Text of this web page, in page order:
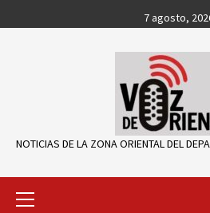
to
7 agosto,
NOTICIAS DE LA ZONA ORIENTAL DEL
Primary